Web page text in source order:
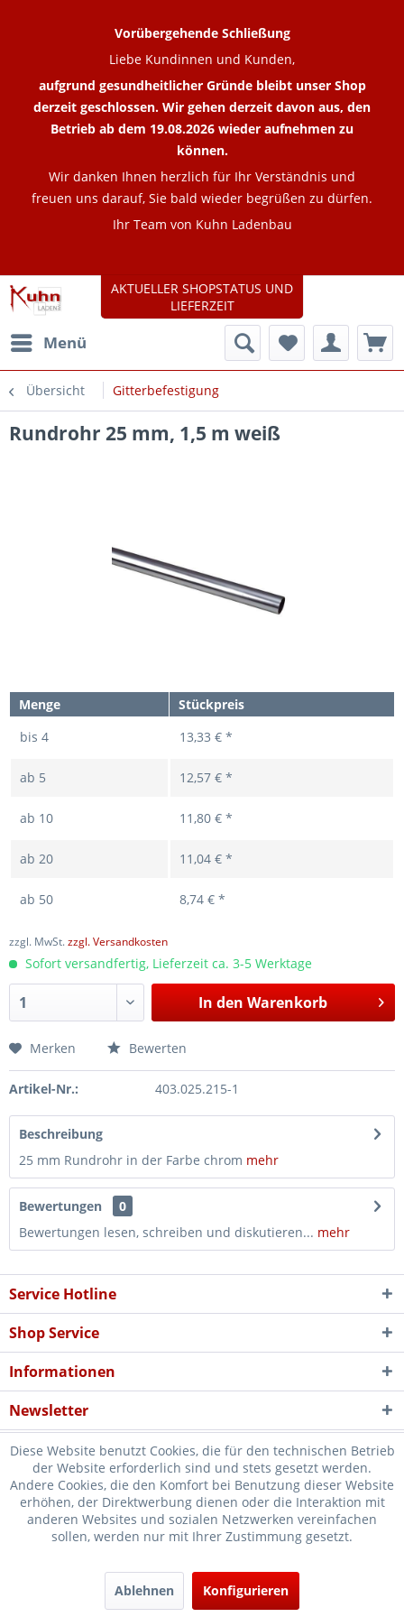
Menü
Übersicht Gitterbefestigung
Rundrohr 25 mm, 1,5 m weiß
Menge
Stückpreis
bis 4 13,33 € *
ab 5 12,57 € *
ab 10 11,80 € *
ab 20 11,04 € *
ab 50 8,74 € *
zzgl. MwSt.zzgl. Versandkosten
Sofort versandfertig, Lieferzeit ca. 3-5 Werktage
In den Warenkorb
Merken Bewerten
Artikel-Nr.: 403.025.215-1
Beschreibung
25 mm Rundrohr in der Farbe chrom mehr
Bewertungen
0
Bewertungen lesen, schreiben und diskutieren... mehr
AKTUELLER SHOPSTATUS UND
LIEFERZEIT
Vorübergehende Schließung
Liebe Kundinnen und Kunden,
aufgrund gesundheitlicher Gründe bleibt unser Shop
derzeit geschlossen. Wir gehen derzeit davon aus, den
Betrieb ab dem 19.08.2026 wieder aufnehmen zu
können.
Wir danken Ihnen herzlich für Ihr Verständnis und
freuen uns darauf, Sie bald wieder begrüßen zu dürfen.
Ihr Team von Kuhn Ladenbau
Service Hotline
Shop Service
Informationen
Newsletter
* Verkauf nur an Unternehmer, Gewerbetreibende, Freiberufler und
öffentliche Institutionen, daher verstehen sich alle Preise zzgl.
nicht anders beschrieben
Diese Website benutzt Cookies, die für den technischen Betrieb
der Website erforderlich sind und stets gesetzt werden.
Andere Cookies, die den Komfort bei Benutzung dieser Website
erhöhen, der Direktwerbung dienen oder die Interaktion mit
anderen Websites und sozialen Netzwerken vereinfachen
sollen, werden nur mit Ihrer Zustimmung gesetzt.
Ablehnen Konfigurieren